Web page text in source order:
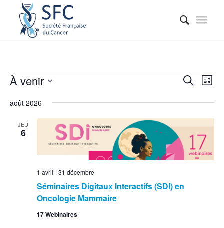
vues
Recherche
de
Liste
À venir
une
août 2026
JEU
6
Séminaires Digitaux Interactifs (SDI) en
Oncologie Mammaire
1 avril -31 décembre
17 Webinaires